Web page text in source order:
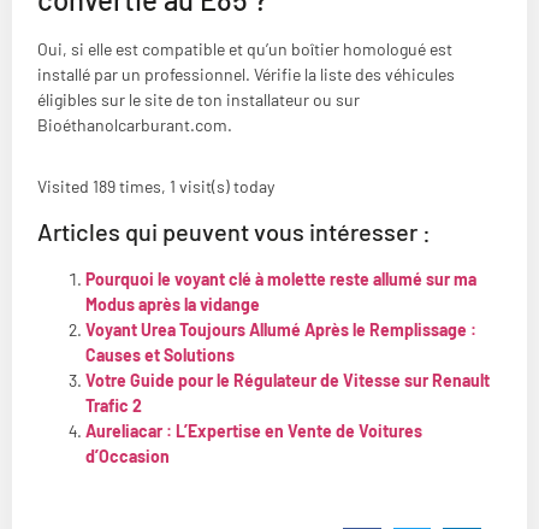
Oui, si elle est compatible et qu’un boîtier homologué est
installé par un professionnel. Vérifie la liste des véhicules
éligibles sur le site de ton installateur ou sur
Bioéthanolcarburant.com.
Visited 189 times, 1 visit(s) today
Articles qui peuvent vous intéresser :
Pourquoi le voyant clé à molette reste allumé sur ma
Modus après la vidange
Voyant Urea Toujours Allumé Après le Remplissage :
Causes et Solutions
Votre Guide pour le Régulateur de Vitesse sur Renault
Trafic 2
Aureliacar : L’Expertise en Vente de Voitures
d’Occasion